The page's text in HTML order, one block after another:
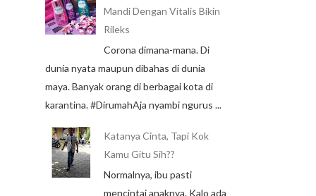
Mandi Dengan Vitalis Bikin
Rileks
Corona dimana-mana. Di
dunia nyata maupun dibahas di dunia
maya. Banyak orang di berbagai kota di
karantina. #DirumahAja nyambi ngurus ...
Katanya Cinta, Tapi Kok
Kamu Gitu Sih??
Normalnya, ibu pasti
mencintai anaknya. Kalo ada